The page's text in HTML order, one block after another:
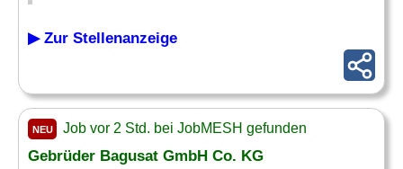
▶ Zur Stellenanzeige
NEU Job vor 2 Std. bei JobMESH gefunden
Gebrüder Bagusat GmbH Co. KG